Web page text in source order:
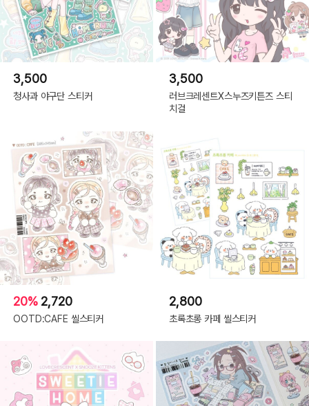
3,500
청사과 야구단 스티커
3,500
러브크레센트X스누즈키튼즈 스티
치걸
20% 2,720
OOTD:CAFE 씰스티커
2,800
초록초롱 카페 씰스티커